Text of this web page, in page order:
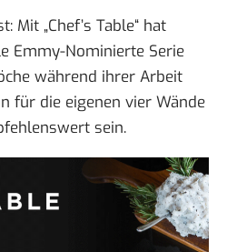
Mit „Chef’s Table“ hat
Emmy-Nominierte Serie
während ihrer Arbeit
für die eigenen vier Wände
sein.